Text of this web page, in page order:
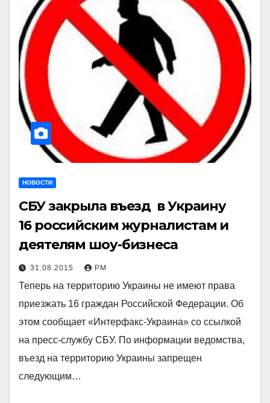
НОВОСТИ
СБУ закрыла въезд в Украину
16 российским журналистам и
деятелям шоу-бизнеса
31.08.2015 РМ
Теперь на территорию Украины не имеют права
приезжать 16 граждан Российской Федерации. Об
этом сообщает «Интерфакс-Украина» со ссылкой
на пресс-службу СБУ. По информации ведомства,
въезд на территорию Украины запрещен
следующим…